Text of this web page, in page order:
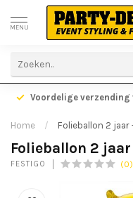
MENU
Voordelige verzending
Home / Folieballon 2 jaar
Folieballon 2
FESTIGO (0)